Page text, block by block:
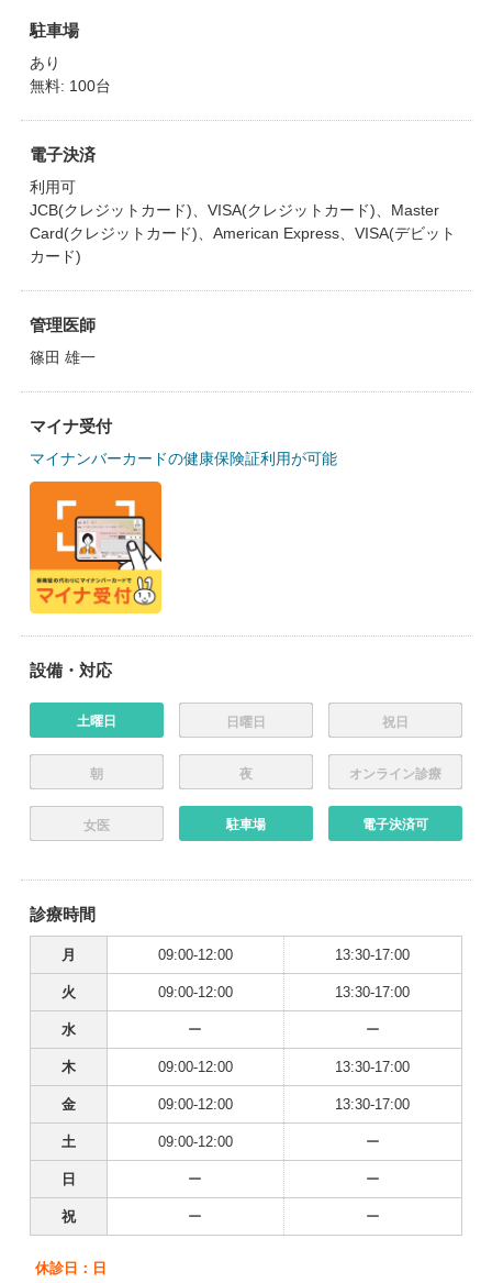
駐車場
あり
無料: 100台
電子決済
利用可
JCB(クレジットカード)、VISA(クレジットカード)、Master
Card(クレジットカード)、American Express、VISA(デビット
カード)
管理医師
篠田 雄一
マイナ受付
マイナンバーカードの健康保険証利用が可能
設備・対応
土曜日 日曜日 祝日
朝 夜 オンライン診療
女医 駐車場 電子決済可
診療時間
月 09:00-12:00 13:30-17:00
火 09:00-12:00 13:30-17:00
水 ー ー
木 09:00-12:00 13:30-17:00
金 09:00-12:00 13:30-17:00
土 09:00-12:00 ー
日 ー ー
祝 ー ー
休診日：日